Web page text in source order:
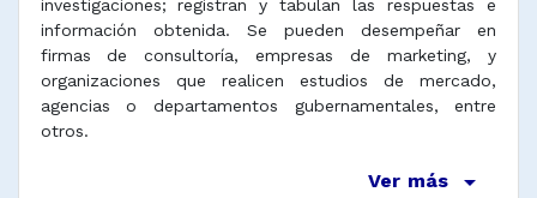
investigaciones; registran y tabulan las respuestas e
información obtenida. Se pueden desempeñar en
firmas de consultoría, empresas de marketing, y
organizaciones que realicen estudios de mercado,
agencias o departamentos gubernamentales, entre
otros.
Ver más arrow_drop_down